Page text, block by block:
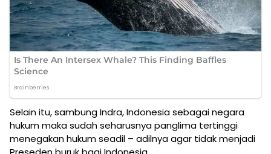
Selain itu, sambung Indra, Indonesia sebagai negara
hukum maka sudah seharusnya panglima tertinggi
menegakan hukum seadil – adilnya agar tidak menjadi